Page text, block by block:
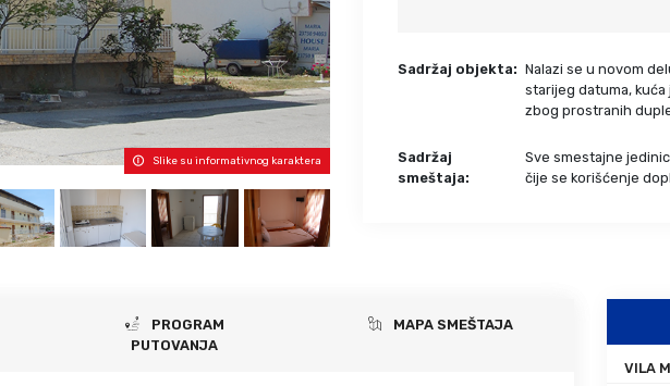
Krf
Tasos
Lefkada
Skijatos
Pilion
Amuljani
Kefalonija
Santorini
Mikonos
Rodos
Krit
Kasandra
Sitonija
Tasos
Slike su informativnog karaktera
Sadržaj objekta: Nalazi se u novom
starijeg datuma, kuća
zbog prostranih
Sadržaj
smeštaja:
Sve smestajne
čije se korišćenje
PROGRAM
PUTOVANJA
MAPA SMEŠTAJA
VILA